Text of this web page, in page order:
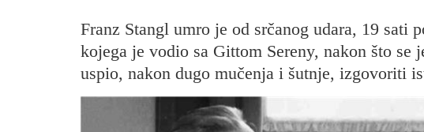
Franz Stangl umro je od srčanog udara, 19 sati
kojega je vodio sa Gittom Sereny, nakon što se
uspio, nakon dugo mučenja i šutnje, izgovoriti